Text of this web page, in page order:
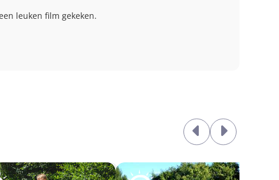
leuken film gekeken.